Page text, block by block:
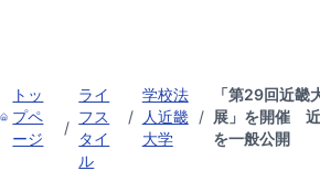
トッ
プペ
ージ
/
ライ
フス
タイ
ル
/
学校法
人近畿
大学
/
「第29回近畿
展」を開催
を一般公開